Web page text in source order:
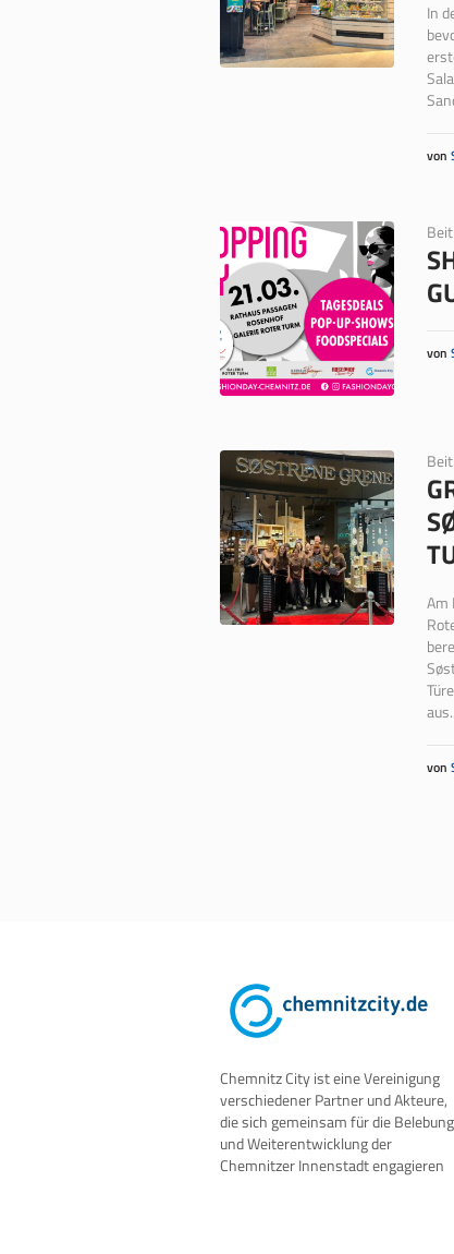
In
von
von
Am
von
Chemnitz City ist eine Vereinigung
verschiedener Partner und Akteure,
die sich gemeinsam für die Belebung
und Weiterentwicklung der
Chemnitzer Innenstadt engagieren